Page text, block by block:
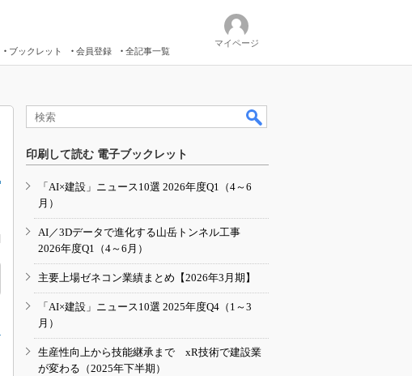
ブックレット 会員登録 全記事一覧
マイページ
印刷して読む 電子ブックレット
「AI×建設」ニュース10選 2026年度Q1（4～6
月）
AI／3Dデータで進化する山岳トンネル工事
2026年度Q1（4～6月）
主要上場ゼネコン業績まとめ【2026年3月期】
「AI×建設」ニュース10選 2025年度Q4（1～3
月）
生産性向上から技能継承まで xR技術で建設業
が変わる（2025年下半期）